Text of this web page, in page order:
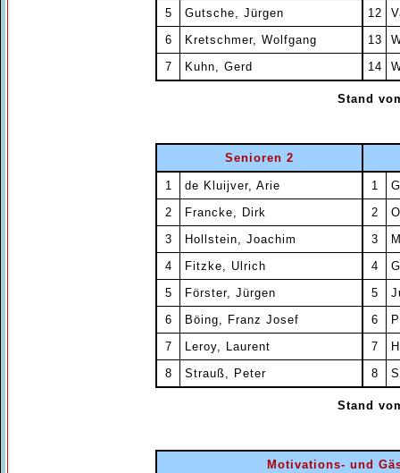
5
Gutsche, Jürgen 12
6
Kretschmer, Wolfgang 13
7
Kuhn, Gerd 14
Stand
Senioren 2
1 de Kluijver, Arie 1
2
Francke, Dirk 2
3
Hollstein, Joachim 3
4
Fitzke, Ulrich 4
5
Förster, Jürgen 5
6
Böing, Franz Josef 6
7
Leroy, Laurent 7
8
Strauß, Peter 8
Stand
Motivations- und